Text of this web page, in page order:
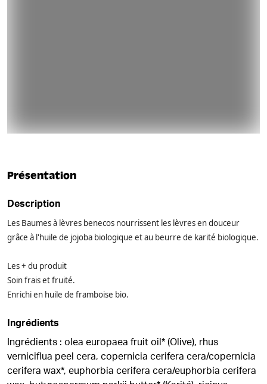
Présentation
Description
Les Baumes à lèvres benecos nourrissent les lèvres en douceur
grâce à l'huile de jojoba biologique et au beurre de karité biologique.
Les + du produit
Soin frais et fruité.
Enrichi en huile de framboise bio.
Ingrédients
Ingrédients : olea europaea fruit oil* (Olive), rhus
verniciflua peel cera, copernicia cerifera cera/copernicia
cerifera wax*, euphorbia cerifera cera/euphorbia cerifera